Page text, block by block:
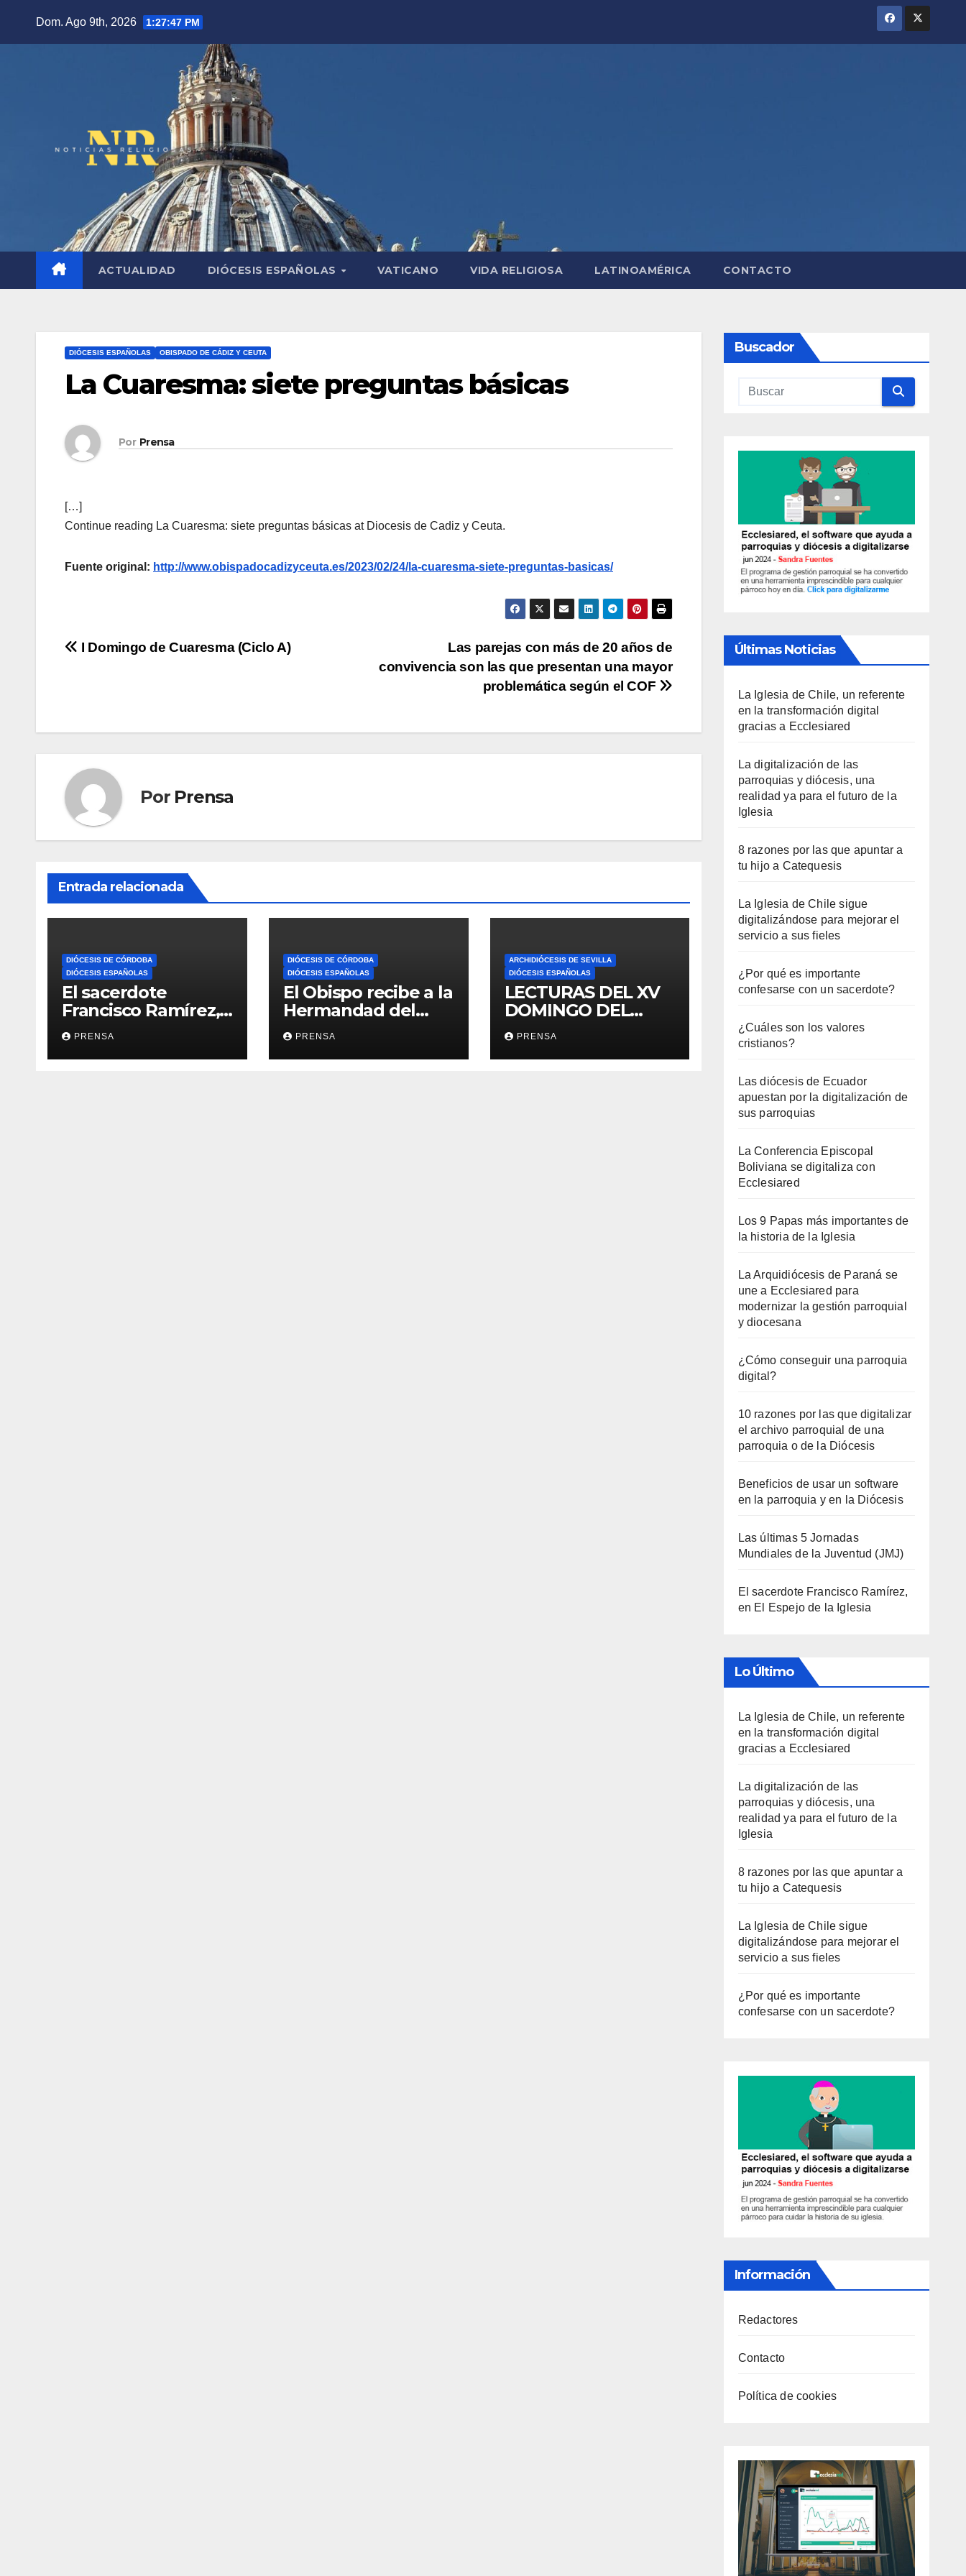
Dom. Ago 9th, 2026 1:27:48 PM
ACTUALIDAD DIÓCESIS ESPAÑOLAS VATICANO VIDA RELIGIOSA LATINOAMÉRICA CONTACTO
DIÓCESIS ESPAÑOLAS OBISPADO DE CÁDIZ Y CEUTA
La Cuaresma: siete preguntas básicas
Por Prensa
[…]
Continue reading La Cuaresma: siete preguntas básicas at Diocesis de Cadiz y Ceuta.
Fuente original: http://www.obispadocadizyceuta.es/2023/02/24/la-cuaresma-siete-preguntas-basicas/
Navegación
Las parejas con más de 20 años de
convivencia son las que presentan una mayor
problemática según el COF
I Domingo de Cuaresma (Ciclo A)
Por Prensa
Entrada relacionada
DIÓCESIS DE CÓRDOBA
DIÓCESIS ESPAÑOLAS
El sacerdote
Francisco Ramírez,
en El Espejo de la
Iglesia
PRENSA
DIÓCESIS DE CÓRDOBA
DIÓCESIS ESPAÑOLAS
El Obispo recibe a la
Hermandad del
Calvario
PRENSA
ARCHIDIÓCESIS DE SEVILLA
DIÓCESIS ESPAÑOLAS
LECTURAS DEL XV
DOMINGO DEL
TIEMPO
ORDINARIO (A)
PRENSA
Buscador
Últimas Noticias
La Iglesia de Chile, un referente
en la transformación digital
gracias a Ecclesiared
La digitalización de las
parroquias y diócesis, una
realidad ya para el futuro de la
Iglesia
8 razones por las que apuntar a
tu hijo a Catequesis
La Iglesia de Chile sigue
digitalizándose para mejorar el
servicio a sus fieles
¿Por qué es importante
confesarse con un sacerdote?
¿Cuáles son los valores
cristianos?
Las diócesis de Ecuador
apuestan por la digitalización de
sus parroquias
La Conferencia Episcopal
Boliviana se digitaliza con
Ecclesiared
Los 9 Papas más importantes de
la historia de la Iglesia
La Arquidiócesis de Paraná se
une a Ecclesiared para
modernizar la gestión parroquial
y diocesana
¿Cómo conseguir una parroquia
digital?
10 razones por las que digitalizar
el archivo parroquial de una
parroquia o de la Diócesis
Beneficios de usar un software
en la parroquia y en la Diócesis
Las últimas 5 Jornadas
Mundiales de la Juventud (JMJ)
El sacerdote Francisco Ramírez,
en El Espejo de la Iglesia
Lo Último
La Iglesia de Chile, un referente
en la transformación digital
gracias a Ecclesiared
La digitalización de las
parroquias y diócesis, una
realidad ya para el futuro de la
Iglesia
8 razones por las que apuntar a
tu hijo a Catequesis
La Iglesia de Chile sigue
digitalizándose para mejorar el
servicio a sus fieles
¿Por qué es importante
confesarse con un sacerdote?
Información
Redactores
Contacto
Política de cookies